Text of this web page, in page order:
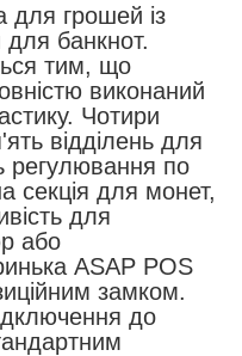
грошей із
банкнот.
тим, що
виконаний
Чотири
відділень для
регулювання по
секція для монет,
для
або
ASAP POS
замком.
до